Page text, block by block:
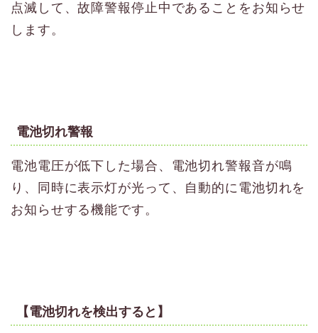
点滅して、故障警報停止中であることをお知らせ
します。
電池切れ警報
電池電圧が低下した場合、電池切れ警報音が鳴
り、同時に表示灯が光って、自動的に電池切れを
お知らせする機能です。
【電池切れを検出すると】